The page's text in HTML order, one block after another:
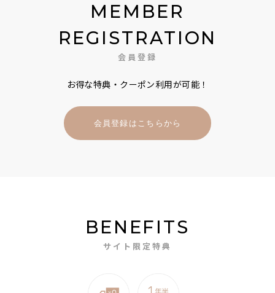
MEMBER
REGISTRATION
会員登録
お得な特典・クーポン利用が可能！
会員登録はこちらから
BENEFITS
サイト限定特典